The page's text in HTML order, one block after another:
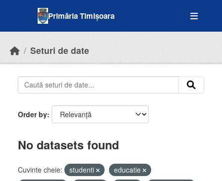
Primăria Timișoara
Seturi de date
Order by
No datasets found
Cuvinte cheie: studenti
educatie